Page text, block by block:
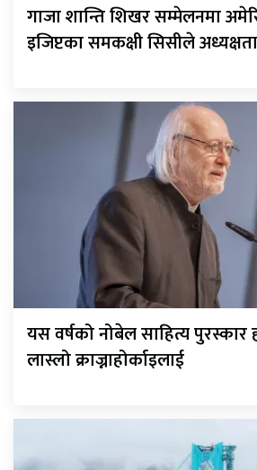
गाजा शान्ति शिखर सम्मेलनमा
इजिप्टका समकक्षी सिसीले
यस वर्षको नोबेल साहित्य
लास्लो क्राज्नाहोर्काइलाई